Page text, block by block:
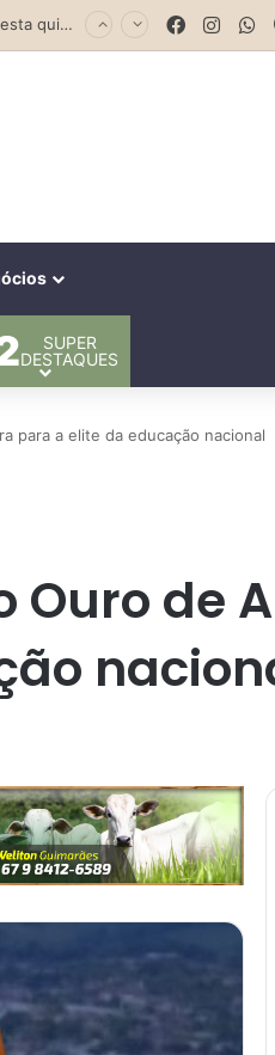
Previsão do Tempo para Costa Rica nesta quinta-feira (6)
Facebook
SUPER
DESTAQUES
para a elite da educação nacional
Ouro de